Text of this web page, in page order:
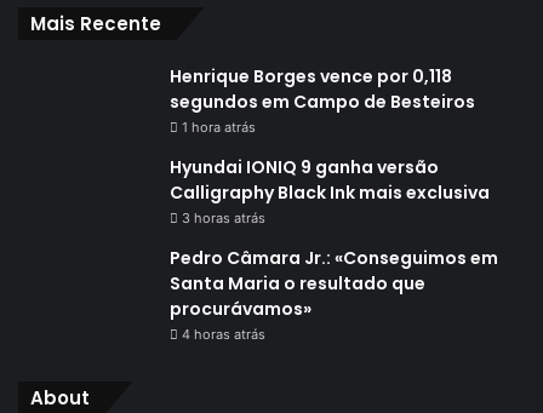
Mais Recente
Henrique Borges vence por 0,118
segundos em Campo de Besteiros
1 hora atrás
Hyundai IONIQ 9 ganha versão
Calligraphy Black Ink mais exclusiva
3 horas atrás
Pedro Câmara Jr.: «Conseguimos em
Santa Maria o resultado que
procurávamos»
4 horas atrás
About